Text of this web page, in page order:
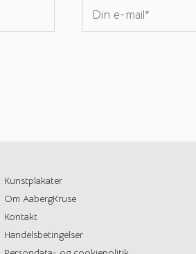
Din
e-
Kunstplakater
Om AabergKruse
Kontakt
Handelsbetingelser